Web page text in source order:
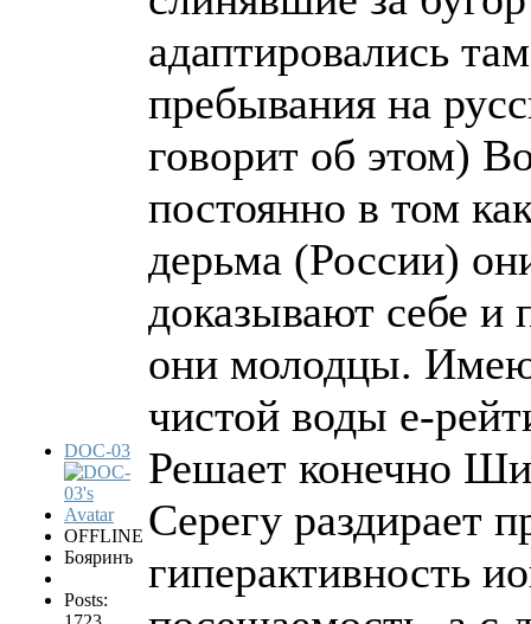
DOC-03
OFFLINE
Бояринъ
Posts:
адаптировались
пребывания на
говорит об этом)
постоянно в том
дерьма (России)
доказывают себе и
они молодцы.
чистой воды е-
Решает конечно
Серегу раздирает
гиперактивность